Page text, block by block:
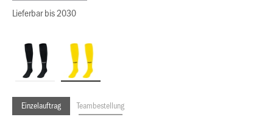
Lieferbar bis 2030
Einzelauftrag Teambestellung